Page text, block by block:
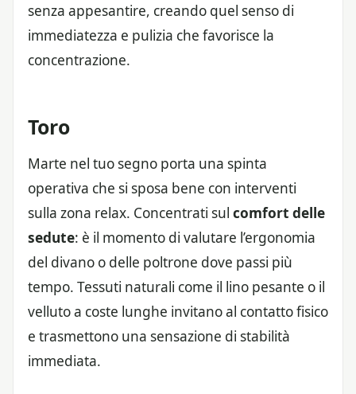
senza appesantire, creando quel senso di
immediatezza e pulizia che favorisce la
concentrazione.
Toro
Marte nel tuo segno porta una spinta
operativa che si sposa bene con interventi
sulla zona relax. Concentrati sul comfort delle
sedute: è il momento di valutare l’ergonomia
del divano o delle poltrone dove passi più
tempo. Tessuti naturali come il lino pesante o il
velluto a coste lunghe invitano al contatto fisico
e trasmettono una sensazione di stabilità
immediata.